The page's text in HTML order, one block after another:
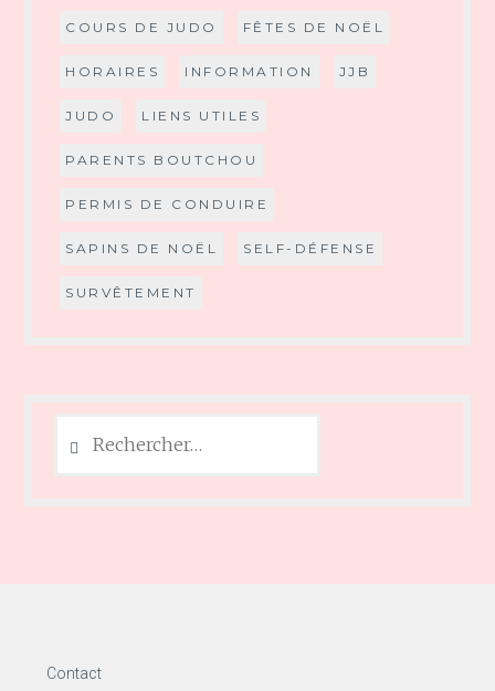
COURS DE JUDO FÊTES DE NOËL
HORAIRES INFORMATION JJB
JUDO LIENS UTILES
PARENTS BOUTCHOU
PERMIS DE CONDUIRE
SAPINS DE NOËL SELF-DÉFENSE
SURVÊTEMENT
Contact